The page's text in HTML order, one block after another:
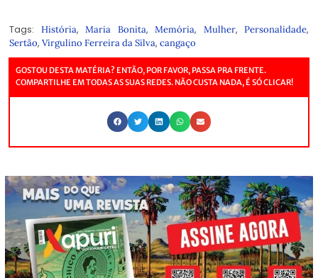
Tags: História, Maria Bonita, Memória, Mulher, Personalidade,
Sertão, Virgulino Ferreira da Silva, cangaço
GOSTOU DESTA MATÉRIA? ENTÃO, POR FAVOR, PASSA PRA FRENTE.
COMPARTILHE EM TODAS AS SUAS REDES. NÃO CUSTA NADA, É SÓ CLICAR!